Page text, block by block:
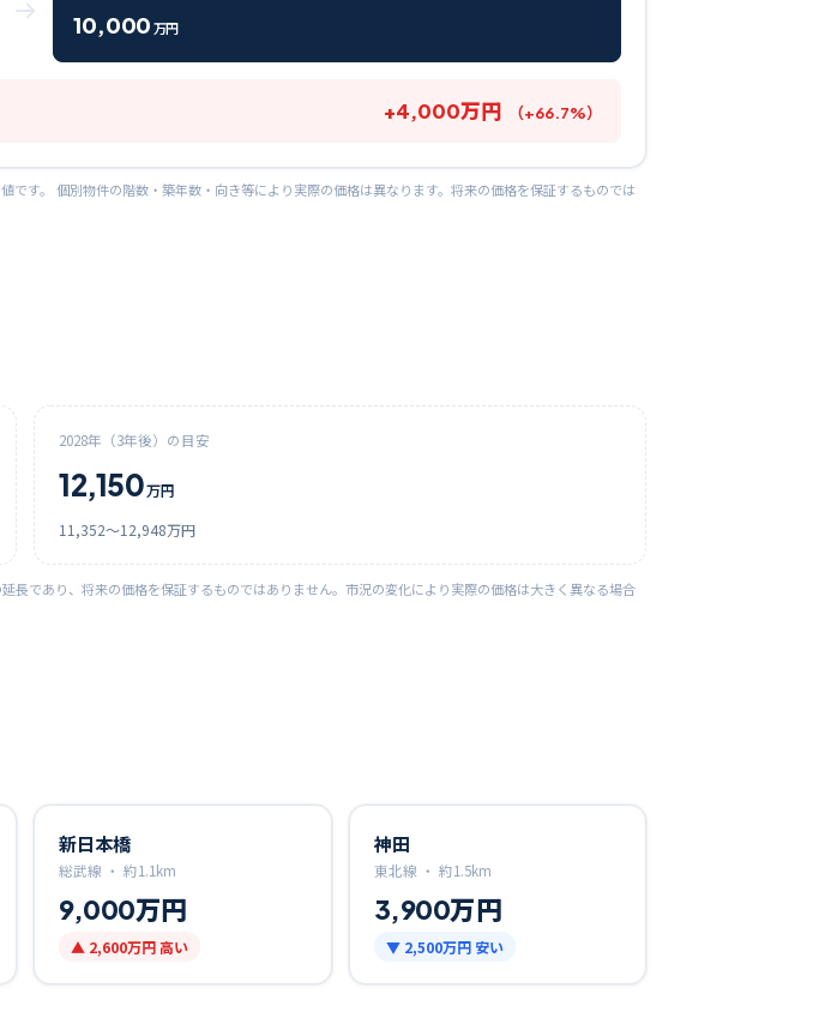
10,000 万円
+4,000万円 （+66.7%）
す。 個別物件の階数・築年数・向き等により実際の価格は異なります。将来の価格を保証するものでは
2028年（3年後）の目安
12,150万円
11,352〜12,948万円
長であり、将来の価格を保証するものではありません。市況の変化により実際の価格は大きく異なる場合
新日本橋
総武線 ・ 約1.1km
9,000万円
▲ 2,600万円高い
神田
東北線 ・ 約1.5km
3,900万円
▼ 2,500万円 安い